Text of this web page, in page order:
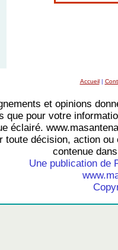
Accueil|
et opinions
que pour votre
éclairé.
toute décision, action
contenue
Une publication de